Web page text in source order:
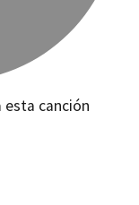
esta canción